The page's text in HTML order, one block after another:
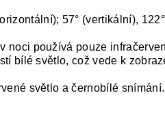
57° (vertikální),
noci používá pouze
bílé světlo, což vede k
světlo a černobílé snímání.